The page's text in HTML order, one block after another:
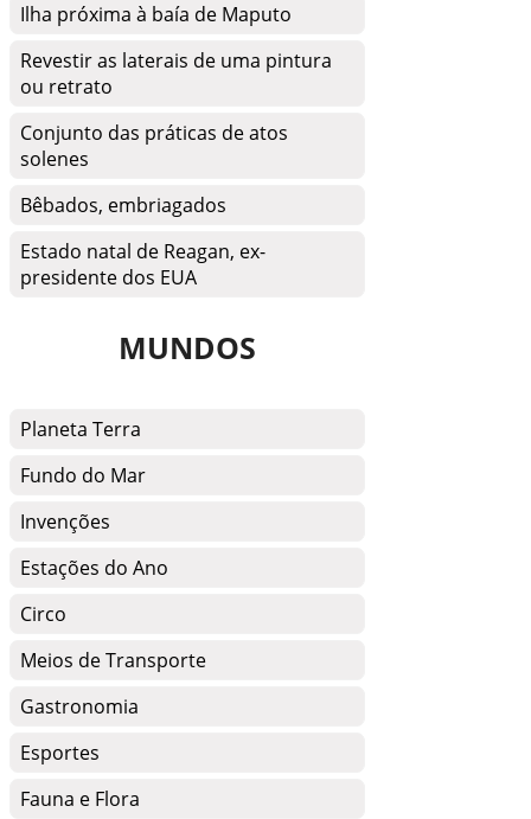
Ilha próxima à baía de Maputo
Revestir as laterais de uma pintura
ou retrato
Conjunto das práticas de atos
solenes
Bêbados, embriagados
Estado natal de Reagan, ex-
presidente dos EUA
MUNDOS
Planeta Terra
Fundo do Mar
Invenções
Estações do Ano
Circo
Meios de Transporte
Gastronomia
Esportes
Fauna e Flora